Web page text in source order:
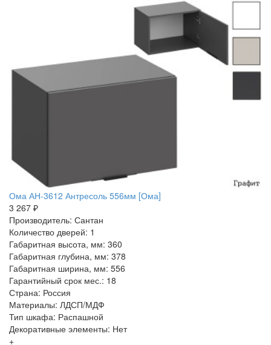
Ома АН-3612 Антресоль 556мм [Ома]
3 267 ₽
Производитель: Сантан
Количество дверей: 1
Габаритная высота, мм: 360
Габаритная глубина, мм: 378
Габаритная ширина, мм: 556
Гарантийный срок мес.: 18
Страна: Россия
Материалы: ЛДСП/МДФ
Тип шкафа: Распашной
Декоративные элементы: Нет
+